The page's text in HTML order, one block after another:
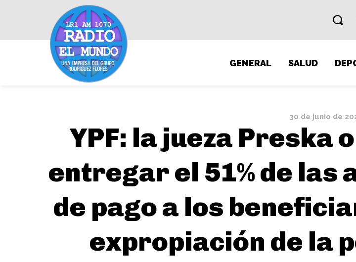
GENERAL SALUD
30 de junio de
YPF: la jueza Preska
entregar el 51% de las
de pago a los
expropiación de la